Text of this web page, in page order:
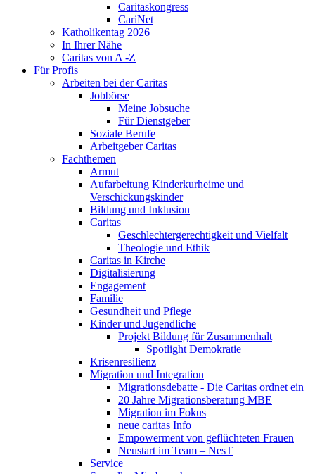
Caritaskongress
CariNet
Katholikentag 2026
In Ihrer Nähe
Caritas von A -Z
Für Profis
Arbeiten bei der Caritas
Jobbörse
Meine Jobsuche
Für Dienstgeber
Soziale Berufe
Arbeitgeber Caritas
Fachthemen
Armut
Aufarbeitung Kinderkurheime und
Verschickungskinder
Bildung und Inklusion
Caritas
Geschlechtergerechtigkeit und Vielfalt
Theologie und Ethik
Caritas in Kirche
Digitalisierung
Engagement
Familie
Gesundheit und Pflege
Kinder und Jugendliche
Projekt Bildung für Zusammenhalt
Spotlight Demokratie
Krisenresilienz
Migration und Integration
Migrationsdebatte - Die Caritas ordnet ein
20 Jahre Migrationsberatung MBE
Migration im Fokus
neue caritas Info
Empowerment von geflüchteten Frauen
Neustart im Team – NesT
Service